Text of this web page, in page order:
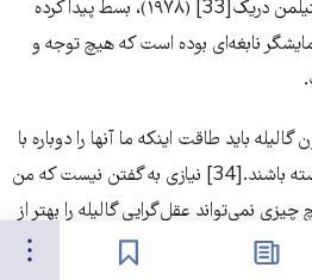
نشان‌گذاشته‌ها
از گالیله که با جزئیات تمام، استیلمن دریک[33] (۱۹۷۸)، بسط پیدا کرده
نابغه‌‌‌ای بوده است که هیچ توجه و
باید طاقت اینکه ما آنها را دوباره با
ایماژ خودمان نمایش دهیم داشته باشند.[34] نیازی به گفتن نیست که من
چیزی نمی‌‌‌تواند عقل‌‌‌گرایی گالیله را بهتر از
فقره‌‌‌هایی که خود او در دهان سخنگویش، سالویاتی[35]، در دیالوگ، در